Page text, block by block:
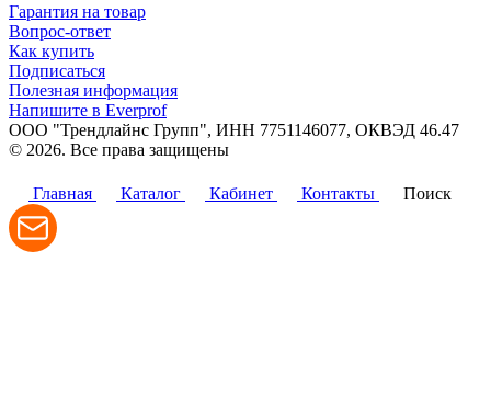
Гарантия на товар
Вопрос-ответ
Как купить
Подписаться
Полезная информация
Напишите в Everprof
ООО "Трендлайнс Групп", ИНН 7751146077, ОКВЭД 46.47
© 2026. Все права защищены
Главная
Каталог Кабинет Контакты Поиск